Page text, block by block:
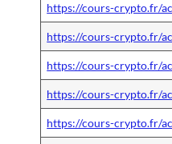
https://cours-crypto.fr/
https://cours-crypto.fr/
https://cours-crypto.fr/
https://cours-crypto.fr/
https://cours-crypto.fr/